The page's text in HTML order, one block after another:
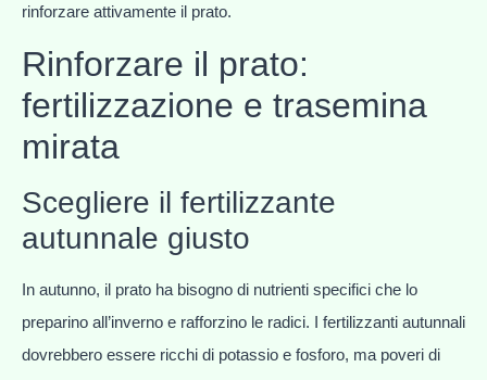
rinforzare attivamente il prato.
Rinforzare il prato:
fertilizzazione e trasemina
mirata
Scegliere il fertilizzante
autunnale giusto
In autunno, il prato ha bisogno di nutrienti specifici che lo
preparino all’inverno e rafforzino le radici. I fertilizzanti autunnali
dovrebbero essere ricchi di potassio e fosforo, ma poveri di